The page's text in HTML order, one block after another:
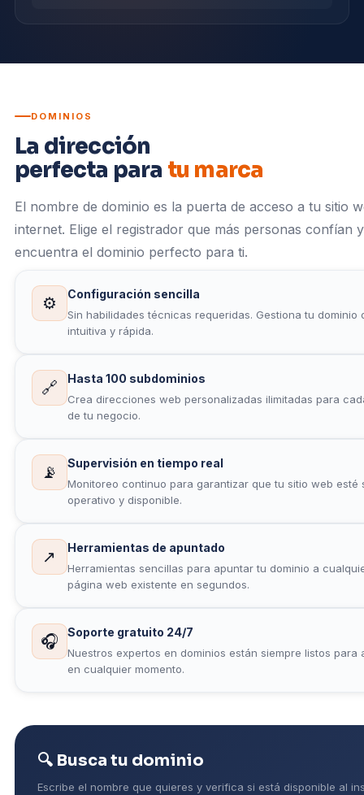
DOMINIOS
La dirección
perfecta para tu marca
El nombre de dominio es la puerta de acceso a tu sitio
internet. Elige el registrador que más personas confían y
encuentra el dominio perfecto para ti.
⚙️ Configuración sencilla
Sin habilidades técnicas requeridas. Gestiona tu dominio
intuitiva y rápida.
🔗 Hasta 100 subdominios
Crea direcciones web personalizadas ilimitadas para
de tu negocio.
📡 Supervisión en tiempo real
Monitoreo continuo para garantizar que tu sitio web esté
operativo y disponible.
↗️ Herramientas de apuntado
Herramientas sencillas para apuntar tu dominio a
página web existente en segundos.
🎧 Soporte gratuito 24/7
Nuestros expertos en dominios están siempre listos para
en cualquier momento.
🔍 Busca tu dominio
Escribe el nombre que quieres y verifica si está disponible al